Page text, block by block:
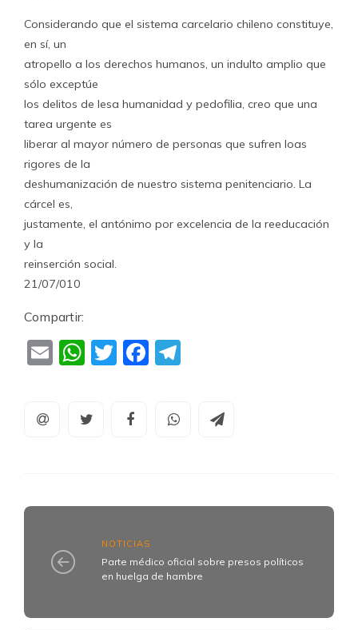
Considerando que el sistema carcelario chileno constituye,
en sí, un
atropello a los derechos humanos, un indulto amplio que
sólo exceptúe
los delitos de lesa humanidad y pedofilia, creo que una
tarea urgente es
liberar al mayor número de personas que sufren loas
rigores de la
deshumanización de nuestro sistema penitenciario. La
cárcel es,
justamente, el antónimo por excelencia de la reeducación
y la
reinserción social.
21/07/010
Compartir:
EmailWhatsApp
TwitterFacebook
NOTICIAS
Parte médico oficial sobre presos políticos
en huelga de hambre